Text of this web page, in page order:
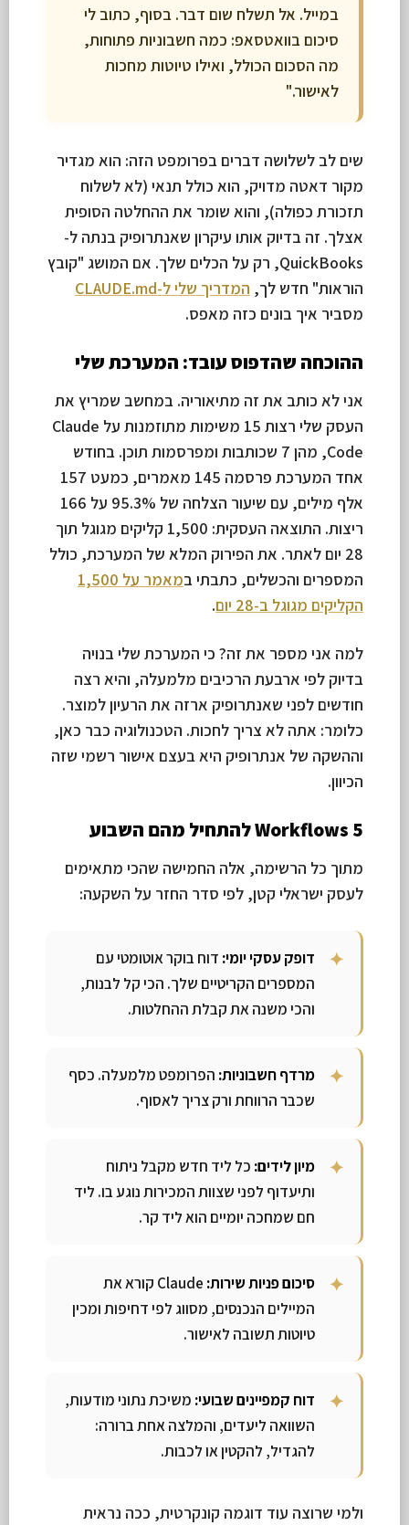
במייל. אל תשלח שום דבר. בסוף, כתוב לי
סיכום בוואטסאפ: כמה חשבוניות פתוחות,
מה הסכום הכולל, ואילו טיוטות מחכות
לאישור."
שים לב לשלושה דברים בפרומפט הזה: הוא מגדיר
מקור דאטה מדויק, הוא כולל תנאי (לא לשלוח
תזכורת כפולה), והוא שומר את ההחלטה הסופית
אצלך. זה בדיוק אותו עיקרון שאנתרופיק בנתה ל-
QuickBooks, רק על הכלים שלך. אם המושג "קובץ
הוראות" חדש לך, המדריך שלי ל-CLAUDE.md
מסביר איך בונים כזה מאפס.
ההוכחה שהדפוס עובד: המערכת שלי
אני לא כותב את זה מתיאוריה. במחשב שמריץ את
העסק שלי רצות 15 משימות מתוזמנות על Claude
Code, מהן 7 שכותבות ומפרסמות תוכן. בחודש
אחד המערכת פרסמה 145 מאמרים, כמעט 157
אלף מילים, עם שיעור הצלחה של 95.3% על 166
ריצות. התוצאה העסקית: 1,500 קליקים מגוגל תוך
28 יום לאתר. את הפירוק המלא של המערכת, כולל
המספרים והכשלים, כתבתי ב
מאמר על 1,500
הקליקים מגוגל ב-28 יום
.
למה אני מספר את זה? כי המערכת שלי בנויה
בדיוק לפי ארבעת הרכיבים מלמעלה, והיא רצה
חודשים לפני שאנתרופיק ארזה את הרעיון למוצר.
כלומר: אתה לא צריך לחכות. הטכנולוגיה כבר כאן,
וההשקה של אנתרופיק היא בעצם אישור רשמי שזה
הכיוון.
5 Workflows להתחיל מהם השבוע
מתוך כל הרשימה, אלה החמישה שהכי מתאימים
לעסק ישראלי קטן, לפי סדר החזר על השקעה:
דופק עסקי יומי: דוח בוקר אוטומטי עם
המספרים הקריטיים שלך. הכי קל לבנות,
והכי משנה את קבלת ההחלטות.
מרדף חשבוניות: הפרומפט מלמעלה. כסף
שכבר הרווחת ורק צריך לאסוף.
מיון לידים: כל ליד חדש מקבל ניתוח
ותיעדוף לפני שצוות המכירות נוגע בו. ליד
חם שמחכה יומיים הוא ליד קר.
סיכום פניות שירות:
Claude קורא את
המיילים הנכנסים, מסווג לפי דחיפות ומכין
טיוטות תשובה לאישור.
דוח קמפיינים שבועי: משיכת נתוני מודעות,
השוואה ליעדים, והמלצה אחת ברורה:
להגדיל, להקטין או לכבות.
ולמי שרוצה עוד דוגמה קונקרטית, ככה נראית